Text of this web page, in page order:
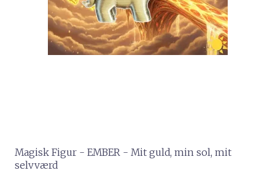
Magisk Figur - EMBER - Mit guld, min sol, mit
selvværd